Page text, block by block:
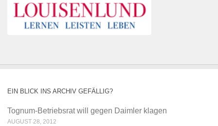
EIN BLICK INS ARCHIV GEFÄLLIG?
Tognum-Betriebsrat will gegen Daimler klagen
AUGUST 28, 2012